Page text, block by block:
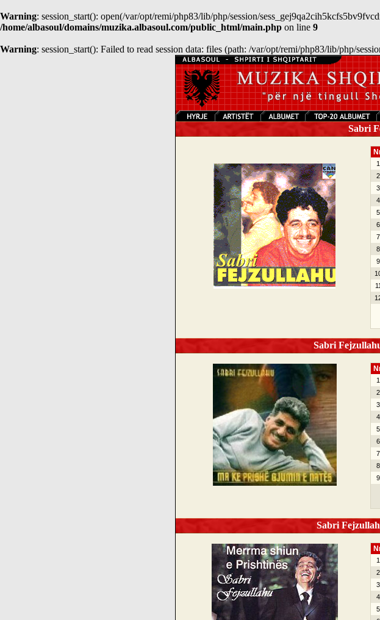
Warning: session_start(): open(/var/opt/remi/php83/lib/php/session/
/home/albasoul/domains/muzika.albasoul.com/public_html/main.php on line 9
Warning: session_start(): Failed to read session data: files (path: /var/opt/remi/php83/lib/php/
Sabri
1
2
3
4
5
6
7
8
9
11
Sabri
1
2
3
4
5
6
7
8
9
Sabri
1
2
3
4
5